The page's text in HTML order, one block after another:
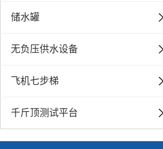
储水罐
无负压供水设备
飞机七步梯
千斤顶测试平台